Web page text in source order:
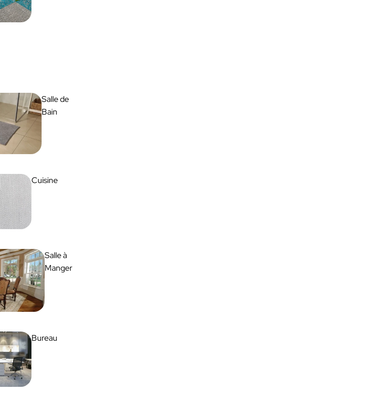
Salle de
Bain
Cuisine
Salle à
Manger
Bureau